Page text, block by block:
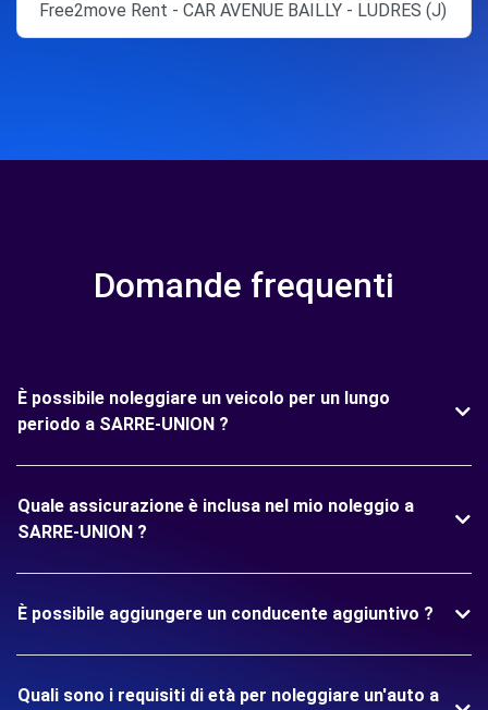
Free2move Rent - CAR AVENUE BAILLY - LUDRES (J)
Domande frequenti
È possibile noleggiare un veicolo per un lungo
periodo a SARRE-UNION ?
Quale assicurazione è inclusa nel mio noleggio a
SARRE-UNION ?
È possibile aggiungere un conducente aggiuntivo ?
Quali sono i requisiti di età per noleggiare un'auto a